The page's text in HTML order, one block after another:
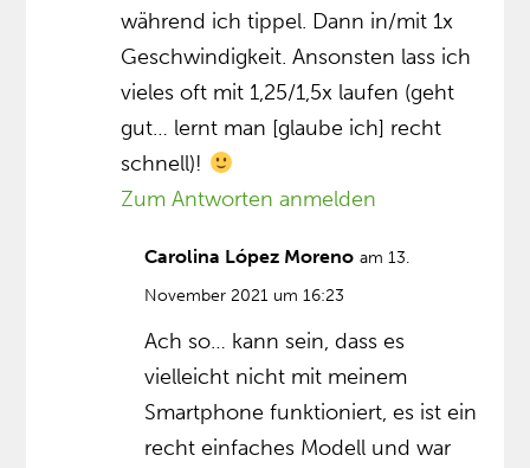
während ich tippel. Dann in/mit 1x
Geschwindigkeit. Ansonsten lass ich
vieles oft mit 1,25/1,5x laufen (geht
gut… lernt man [glaube ich] recht
schnell)!
Zum Antworten anmelden
Carolina López Moreno am 13.
November 2021 um 16:23
Ach so… kann sein, dass es
vielleicht nicht mit meinem
Smartphone funktioniert, es ist ein
recht einfaches Modell und war